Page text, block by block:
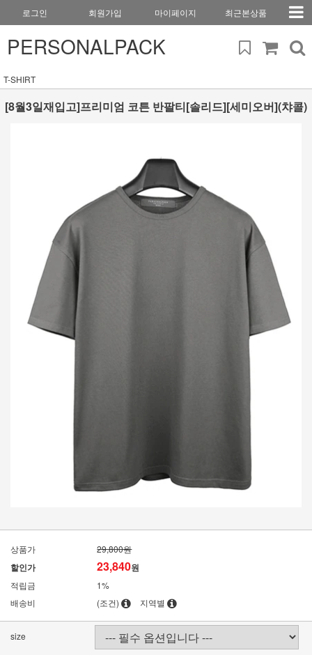
로그인 회원가입 마이페이지 최근본상품
PERSONALPACK
T-SHIRT
[8월3일재입고]프리미엄 코튼 반팔티[솔리드][세미오버](챠콜)
상품가 29,800원
할인가 23,840원
적립금
1%
배송비
(조건) 지역별
size